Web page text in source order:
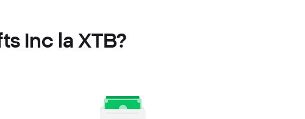
Inc la XTB?